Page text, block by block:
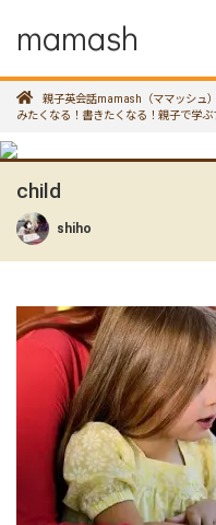
mamash
親子英会話mamash（ママッシュ）
みたくなる！書きたくなる！親子で学ぶ
child
shiho